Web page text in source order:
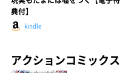
典付】
kindle
アクションコミックス